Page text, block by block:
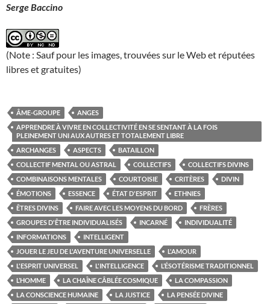
Serge Baccino
(Note : Sauf pour les images, trouvées sur le Web et réputées
libres et gratuites)
ÂME-GROUPE
ANGES
APPRENDRE À VIVRE EN COLLECTIVITÉ EN SE SENTANT À LA FOIS
PLEINEMENT UNI AUX AUTRES ET TOTALEMENT LIBRE
ARCHANGES
ASPECTS
BATAILLON
COLLECTIF MENTAL OU ASTRAL
COLLECTIFS
COLLECTIFS DIVINS
COMBINAISONS MENTALES
COURTOISIE CRITÈRES
DIVIN
ÉMOTIONS
ESSENCE ÉTAT D'ESPRIT
ETHNIES
ÊTRES DIVINS
FAIRE AVEC LES MOYENS DU BORD
FRÈRES
GROUPES D'ÊTRE INDIVIDUALISÉS
INCARNÉ
INDIVIDUALITÉ
INFORMATIONS
INTELLIGENT
JOUER LE JEU DE L'AVENTURE UNIVERSELLE
L'AMOUR
L'ESPRIT UNIVERSEL
L'INTELLIGENCE
L’ÉSOTÉRISME TRADITIONNEL
L’HOMME
LA CHAÎNE CÂBLÉE COSMIQUE
LA COMPASSION
LA CONSCIENCE HUMAINE
LA JUSTICE
LA PENSÉE DIVINE